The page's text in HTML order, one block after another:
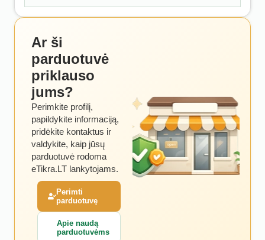
Ar ši
parduotuvė
priklauso
jums?
Perimkite profilį,
papildykite informaciją,
pridėkite kontaktus ir
valdykite, kaip jūsų
parduotuvė rodoma
eTikra.LT lankytojams.
Perimti
parduotuvę
Apie naudą
parduotuvėms